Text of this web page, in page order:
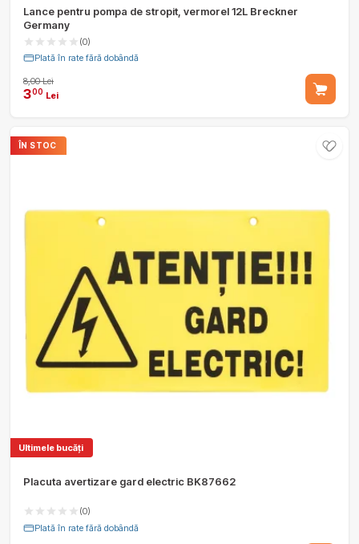
Lance pentru pompa de stropit, vermorel 12L Breckner
Germany
(0)
Plată în rate fără dobândă
8,00 Lei
300 Lei
ÎN STOC
Ultimele bucăți
Placuta avertizare gard electric BK87662
(0)
Plată în rate fără dobândă